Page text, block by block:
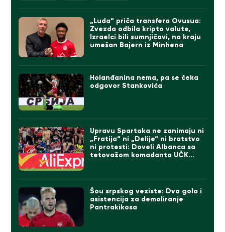
„Luda“ priča transfera Ovusua:
Zvezda odbila kripto valute,
Izraelci bili sumnjičavi, na kraju
umešan Bajern iz Minhena
Holanđanina nema, pa se čeka
odgovor Stankovića
Upravu Spartaka ne zanimaju ni
„Fratija“ ni „Delije“ ni bratstvo
ni protesti: Doveli Albanca sa
tetovažom komadanta UČK
Šou srpskog veziste: Dva gola i
asistencija za demoliranje
Pantrakikosa